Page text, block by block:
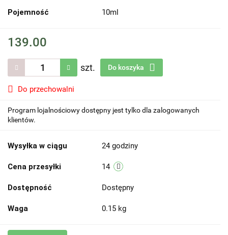
Pojemność 10ml
139.00
szt. Do koszyka
Do przechowalni
Program lojalnościowy dostępny jest tylko dla zalogowanych
klientów.
Wysyłka w ciągu 24 godziny
Cena przesyłki 14
Dostępność Dostępny
Waga 0.15 kg